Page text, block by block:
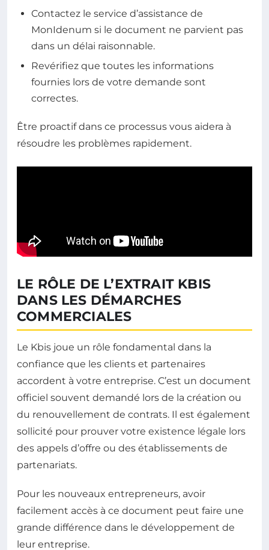
Contactez le service d’assistance de
MonIdenum si le document ne parvient pas
dans un délai raisonnable.
Revérifiez que toutes les informations
fournies lors de votre demande sont
correctes.
Être proactif dans ce processus vous aidera à
résoudre les problèmes rapidement.
LE RÔLE DE L’EXTRAIT KBIS
DANS LES DÉMARCHES
COMMERCIALES
Le Kbis joue un rôle fondamental dans la
confiance que les clients et partenaires
accordent à votre entreprise. C’est un document
officiel souvent demandé lors de la création ou
du renouvellement de contrats. Il est également
sollicité pour prouver votre existence légale lors
des appels d’offre ou des établissements de
partenariats.
Pour les nouveaux entrepreneurs, avoir
facilement accès à ce document peut faire une
grande différence dans le développement de
leur entreprise.